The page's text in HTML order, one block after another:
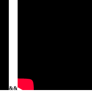
&&